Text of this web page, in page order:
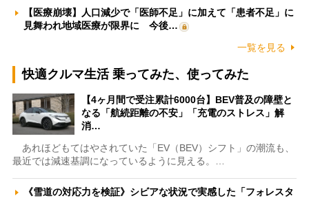
【医療崩壊】人口減少で「医師不足」に加えて「患者不足」に
見舞われ地域医療が限界に 今後…
一覧を見る
快適クルマ生活 乗ってみた、使ってみた
【4ヶ月間で受注累計6000台】BEV普及の障壁と
なる「航続距離の不安」「充電のストレス」解
消…
あれほどもてはやされていた「EV（BEV）シフト」の潮流も、
最近では減速基調になっているように見える。…
《雪道の対応力を検証》シビアな状況で実感した「フォレスタ